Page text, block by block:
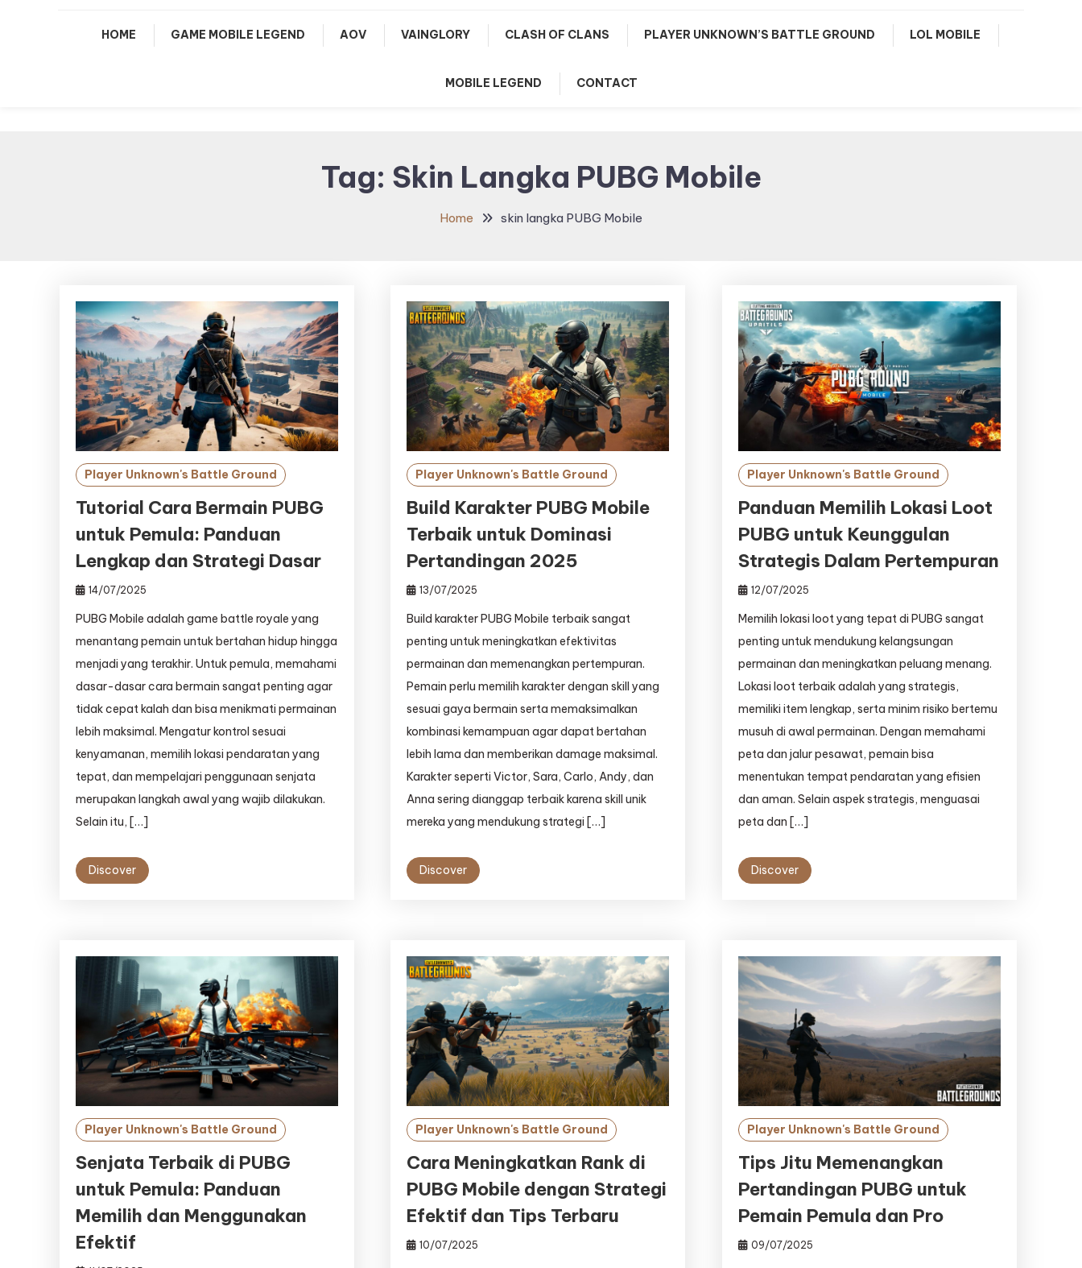
HOME GAME MOBILE LEGEND AOV VAINGLORY CLASH OF CLANS PLAYER UNKNOWN’S BATTLE GROUND LOL MOBILE
MOBILE LEGEND CONTACT
Tag: Skin Langka PUBG Mobile
Home skin langka PUBG Mobile
Player Unknown's Battle Ground
Tutorial Cara Bermain PUBG
untuk Pemula: Panduan
Lengkap dan Strategi Dasar
14/07/2025
PUBG Mobile adalah game battle royale yang
menantang pemain untuk bertahan hidup hingga
menjadi yang terakhir. Untuk pemula, memahami
dasar-dasar cara bermain sangat penting agar
tidak cepat kalah dan bisa menikmati permainan
lebih maksimal. Mengatur kontrol sesuai
kenyamanan, memilih lokasi pendaratan yang
tepat, dan mempelajari penggunaan senjata
merupakan langkah awal yang wajib dilakukan.
Selain itu, […]
Discover
Player Unknown's Battle Ground
Build Karakter PUBG Mobile
Terbaik untuk Dominasi
Pertandingan 2025
13/07/2025
Build karakter PUBG Mobile terbaik sangat
penting untuk meningkatkan efektivitas
permainan dan memenangkan pertempuran.
Pemain perlu memilih karakter dengan skill yang
sesuai gaya bermain serta memaksimalkan
kombinasi kemampuan agar dapat bertahan
lebih lama dan memberikan damage maksimal.
Karakter seperti Victor, Sara, Carlo, Andy, dan
Anna sering dianggap terbaik karena skill unik
mereka yang mendukung strategi […]
Discover
Player Unknown's Battle Ground
Panduan Memilih Lokasi Loot
PUBG untuk Keunggulan
Strategis Dalam Pertempuran
12/07/2025
Memilih lokasi loot yang tepat di PUBG sangat
penting untuk mendukung kelangsungan
permainan dan meningkatkan peluang menang.
Lokasi loot terbaik adalah yang strategis,
memiliki item lengkap, serta minim risiko bertemu
musuh di awal permainan. Dengan memahami
peta dan jalur pesawat, pemain bisa
menentukan tempat pendaratan yang efisien
dan aman. Selain aspek strategis, menguasai
peta dan […]
Discover
Player Unknown's Battle Ground
Senjata Terbaik di PUBG
untuk Pemula: Panduan
Memilih dan Menggunakan
Efektif
Player Unknown's Battle Ground
Cara Meningkatkan Rank di
PUBG Mobile dengan Strategi
Efektif dan Tips Terbaru
10/07/2025
Player Unknown's Battle Ground
Tips Jitu Memenangkan
Pertandingan PUBG untuk
Pemain Pemula dan Pro
09/07/2025